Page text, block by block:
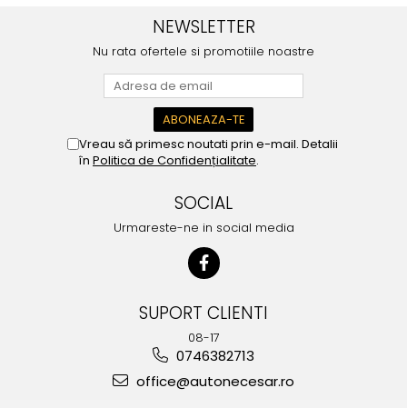
NEWSLETTER
Nu rata ofertele si promotiile noastre
Vreau să primesc noutati prin e-mail. Detalii
în Politica de Confidențialitate.
SOCIAL
Urmareste-ne in social media
SUPORT CLIENTI
08-17
0746382713
office@autonecesar.ro